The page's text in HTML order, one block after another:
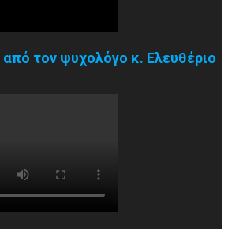
από τον ψυχολόγο κ. Ελευθέριο